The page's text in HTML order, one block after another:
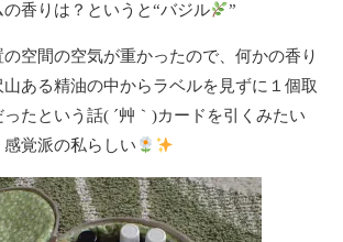
香りは？というと“バジル ”
空間の空気が重かったので、何かの香り
ある精油の中からラベルを見ずに１個取
たという話( ´艸｀)カードを引くみたい
覚派の私らしい